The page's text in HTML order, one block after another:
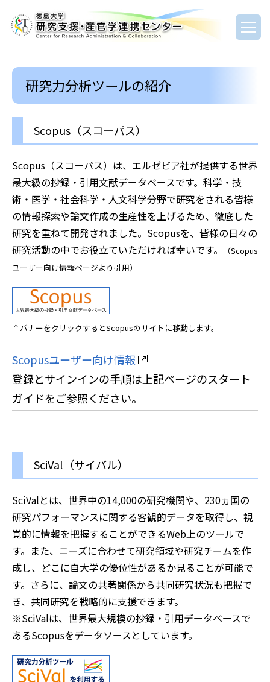
研究力分析ツールの紹介
Scopus（スコーパス）
Scopus（スコーパス）は、エルゼビア社が提供する世界
最大級の抄録・引用文献データベースです。科学・技
術・医学・社会科学・人文科学分野で研究をされる皆様
の情報探索や論文作成の生産性を上げるため、徹底した
研究を重ねて開発されました。Scopusを、皆様の日々の
研究活動の中でお役立ていただければ幸いです。
（Scopus
ユーザー向け情報ページより引用）
↑バナーをクリックするとScopusのサイトに移動します。
Scopusユーザー向け情報
登録とサインインの手順は上記ページのスタート
ガイドをご参照ください。
SciVal（サイバル）
SciValとは、世界中の14,000の研究機関や、230ヵ国の
研究パフォーマンスに関する客観的データを取得し、視
覚的に情報を把握することができるWeb上のツールで
す。また、ニーズに合わせて研究領域や研究チームを作
成し、どこに自大学の優位性があるか見ることが可能で
す。さらに、論文の共著関係から共同研究状況も把握で
き、共同研究を戦略的に支援できます。
※SciValは、世界最大規模の抄録・引用データベースで
あるScopusをデータソースとしています。